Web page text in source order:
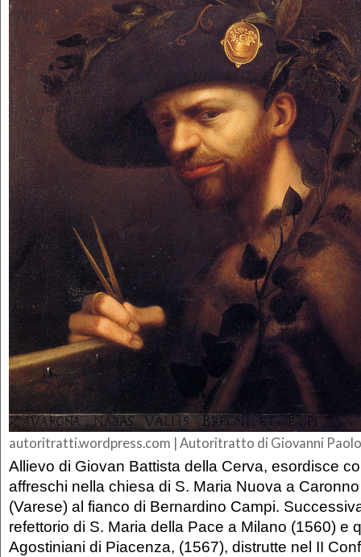
autoritratti.wordpress.com | Autoritratto di Giovanni
Allievo di Giovan Battista della Cerva, esordisce
affreschi nella chiesa di S. Maria Nuova a
(Varese) al fianco di Bernardino Campi.
refettorio di S. Maria della Pace a Milano (1560) e
Agostiniani di Piacenza, (1567), distrutte nel II